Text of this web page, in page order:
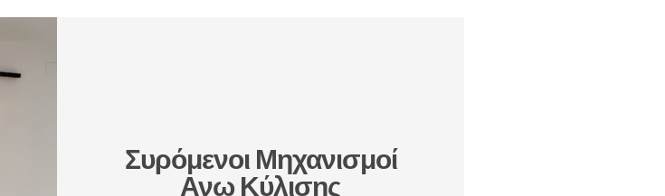
Συρόμενοι Μηχανισμοί
Ανω Κύλισης